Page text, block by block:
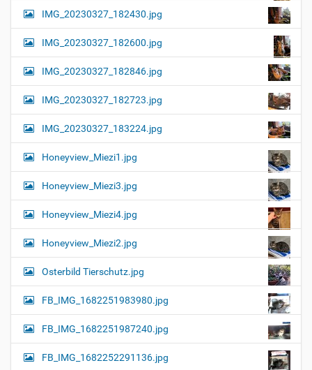
IMG_20230327_182430.jpg
IMG_20230327_182600.jpg
IMG_20230327_182846.jpg
IMG_20230327_182723.jpg
IMG_20230327_183224.jpg
Honeyview_Miezi1.jpg
Honeyview_Miezi3.jpg
Honeyview_Miezi4.jpg
Honeyview_Miezi2.jpg
Osterbild Tierschutz.jpg
FB_IMG_1682251983980.jpg
FB_IMG_1682251987240.jpg
FB_IMG_1682252291136.jpg